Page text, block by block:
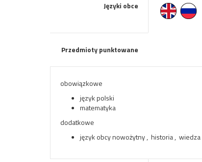
Języki obce
Przedmioty punktowane
obowiązkowe
język polski
matematyka
dodatkowe
język obcy nowożytny , historia ,